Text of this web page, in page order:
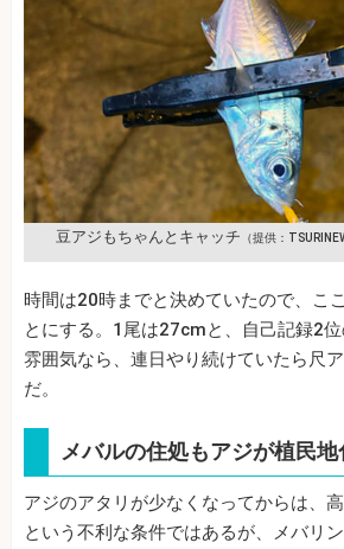
豆アジもちゃんとキャッチ （提供：
時間は20時までと決めていたので、こ
とにする。1尾は27cmと、自己記録2
雰囲気なら、連日やり続けていたら尺
だ。
メバルの住処もアジが植民地
アジのアタリが少なくなってからは、
という不利な条件ではあるが、メバリン